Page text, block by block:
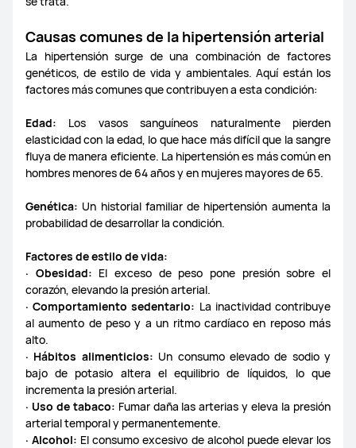
MateBook D15 [2020] MateBook D15 [2021]
MateBook 14s MateBook 16
Sound/Sound X Freebuds FreeBuds Studio
FreeLace Pro/Lite FreeBuds 3/3i/Lite FreeBuds 4i
FreeBuds 4 FreeBuds Lipstick FreeBuds Pro
HUAWEI Mini Speakers FreeBuds 6i FreeClip
Causas comunes de la hipertensión arterial
La hipertensión surge de una combinación de factores
genéticos, de estilo de vida y ambientales. Aquí están los
factores más comunes que contribuyen a esta condición:
Edad: Los vasos sanguíneos naturalmente pierden
elasticidad con la edad, lo que hace más difícil que la sangre
fluya de manera eficiente. La hipertensión es más común en
hombres menores de 64 años y en mujeres mayores de 65.
Genética: Un historial familiar de hipertensión aumenta la
probabilidad de desarrollar la condición.
Factores de estilo de vida:
· Obesidad: El exceso de peso pone presión sobre el
corazón, elevando la presión arterial.
· Comportamiento sedentario: La inactividad contribuye
al aumento de peso y a un ritmo cardíaco en reposo más
alto.
· Hábitos alimenticios: Un consumo elevado de sodio y
bajo de potasio altera el equilibrio de líquidos, lo que
incrementa la presión arterial.
· Uso de tabaco: Fumar daña las arterias y eleva la presión
arterial temporal y permanentemente.
· Alcohol: El consumo excesivo de alcohol puede elevar los